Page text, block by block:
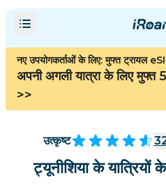
नए उपयोगकर्ताओं के लिए: मुफ्त ट्रायल
अपनी अगली यात्रा के लिए मुफ्त
>>
उत्कृष्ट
ट्यूनीशिया के यात्रियों